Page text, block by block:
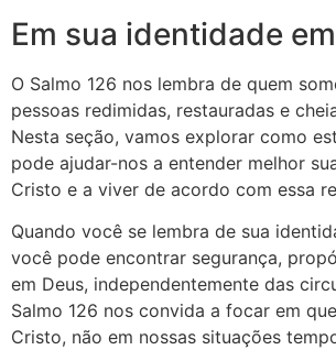
Em sua identidade
O Salmo 126 nos lembra de quem
pessoas redimidas, restauradas e
Nesta seção, vamos explorar como
pode ajudar-nos a entender melhor
Cristo e a viver de acordo com essa
Quando você se lembra de sua
você pode encontrar segurança,
em Deus, independentemente das
Salmo 126 nos convida a focar em
Cristo, não em nossas situações